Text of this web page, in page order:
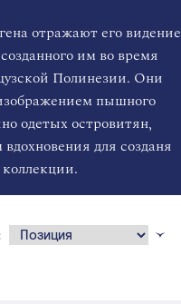
отражают его видение
им во время
Полинезии. Они
пышного
одетых островитян,
для созданя